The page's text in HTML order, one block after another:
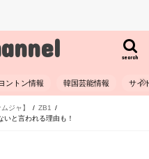
search
ントン情報 韓国芸能情報 サイ
ジャ】
ZB1
と言われる理由も！